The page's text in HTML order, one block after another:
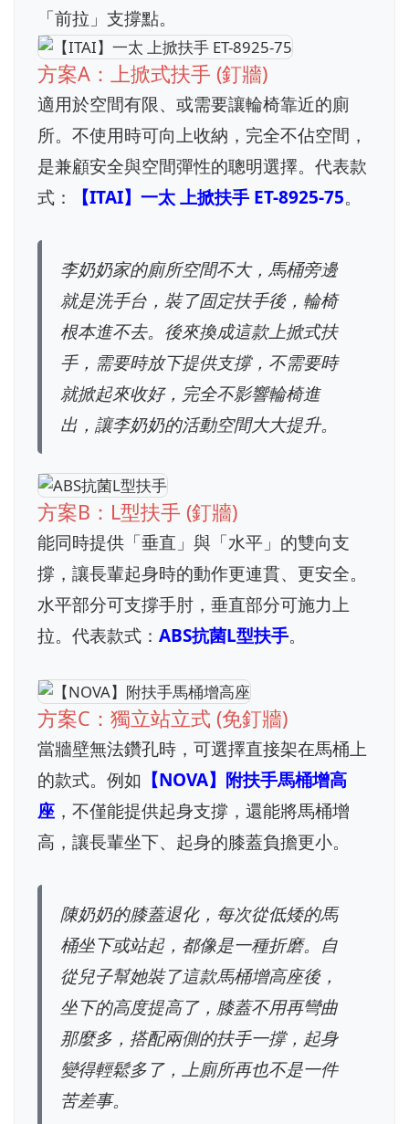
「前拉」支撐點。
方案A：上掀式扶手 (釘牆)
適用於空間有限、或需要讓輪椅靠近的廁
所。不使用時可向上收納，完全不佔空間，
是兼顧安全與空間彈性的聰明選擇。代表款
式：
【ITAI】一太 上掀扶手 ET-8925-75。
李奶奶家的廁所空間不大，馬桶旁邊
就是洗手台，裝了固定扶手後，輪椅
根本進不去。後來換成這款上掀式扶
手，需要時放下提供支撐，不需要時
就掀起來收好，完全不影響輪椅進
出，讓李奶奶的活動空間大大提升。
方案B：L型扶手 (釘牆)
能同時提供「垂直」與「水平」的雙向支
撐，讓長輩起身時的動作更連貫、更安全。
水平部分可支撐手肘，垂直部分可施力上
拉。代表款式： ABS抗菌L型扶手。
方案C：獨立站立式 (免釘牆)
當牆壁無法鑽孔時，可選擇直接架在馬桶上
的款式。例如 【NOVA】附扶手馬桶增高
座 ，不僅能提供起身支撐，還能將馬桶增
高，讓長輩坐下、起身的膝蓋負擔更小。
陳奶奶的膝蓋退化，每次從低矮的馬
桶坐下或站起，都像是一種折磨。自
從兒子幫她裝了這款馬桶增高座後，
坐下的高度提高了，膝蓋不用再彎曲
那麼多，搭配兩側的扶手一撐，起身
變得輕鬆多了，上廁所再也不是一件
苦差事。